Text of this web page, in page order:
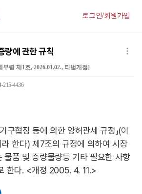
로그인/회원가입
량에 관한 규칙
령 제1호, 2026.01.02., 타법개정]
4436
구협정 등에 의한 양허관세 규정」(이
한다) 제7조의 규정에 의하여 시장
물품 및 증량물량등 기타 필요한 사항
한다. <개정 2005. 4. 11.>